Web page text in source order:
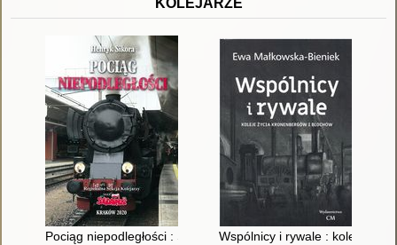
Pociąg niepodległości : Solidarność 1980-2020
Wspólnicy i rywale : koleje